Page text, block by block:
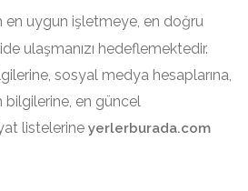
en uygun işletmeye, en doğru
ulaşmanızı hedeflemektedir.
sosyal medya hesaplarına,
bilgilerine, en güncel
listelerine yerlerburada.com